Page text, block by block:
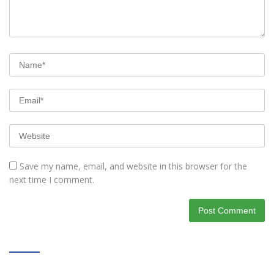
Save my name, email, and website in this browser for the
next time I comment.